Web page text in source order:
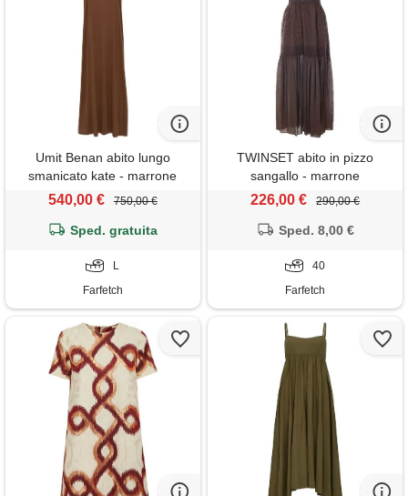
Umit Benan abito lungo
smanicato kate - marrone
540,00 € 750,00 €
Sped. gratuita
L
Farfetch
TWINSET abito in pizzo
sangallo - marrone
226,00 € 290,00 €
Sped. 8,00 €
40
Farfetch